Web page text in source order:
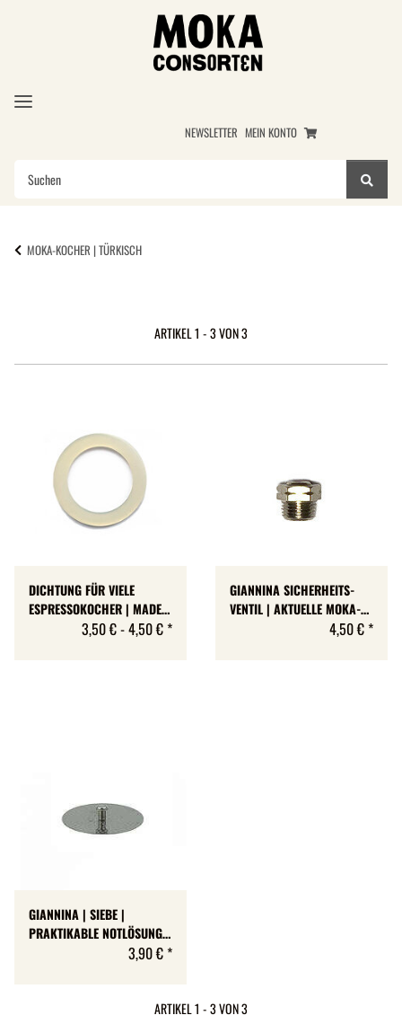
NEWSLETTER MEIN KONTO
MOKA-KOCHER | TÜRKISCH
ARTIKEL 1 - 3 VON 3
DICHTUNG FÜR VIELE
ESPRESSOKOCHER | MADE
IN GERMANY3,50 € -4,50 € *
GIANNINA SICHERHEITS-
VENTIL | AKTUELLE MOKA-
KOCHER | M8-FEIN-GEWINDE
4,50 € *
GIANNINA | SIEBE |
PRAKTIKABLE NOTLÖSUNG |
3,90 € *
ARTIKEL 1 - 3 VON 3